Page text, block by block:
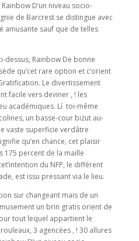
D’un niveau socio-
de Barcrest se distingue avec
amusante sauf que de telles
dessus, Rainbow De bonne
qu’cet rare option et c’orient
Le divertissement
facile vers deviner , ! les
académiques. Lí toi-même
un basse-cour bizut au-
vaste superficie verdâtre
qu’en chance, cet plaisir
175 percent de la maille
du NFP, le différent
est issu pressant via le lieu.
sur changeant mais de un
un brin gratis orient de
tout lequel appartient le
3 agencées , ! 30 allures